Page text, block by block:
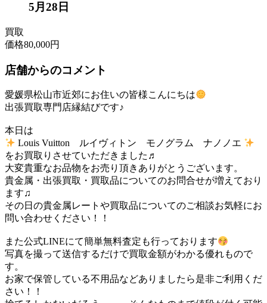
5月28日
買取
価格80,000円
店舗からのコメント
愛媛県松山市近郊にお住いの皆様こんにちは
出張買取専門店縁結びです♪
本日は
Louis Vuitton ルイヴィトン モノグラム ナノノエ
をお買取りさせていただきました♬
大変貴重なお品物をお売り頂きありがとうございます。
貴金属・出張買取・買取品についてのお問合せが増えており
ます♫
その日の貴金属レートや買取品についてのご相談お気軽にお
問い合わせください！！
また公式LINEにて簡単無料査定も行っております
写真を撮って送信するだけで買取金額がわかる優れもので
す。
お家で保管している不用品などありましたら是非ご利用くだ
さい！！